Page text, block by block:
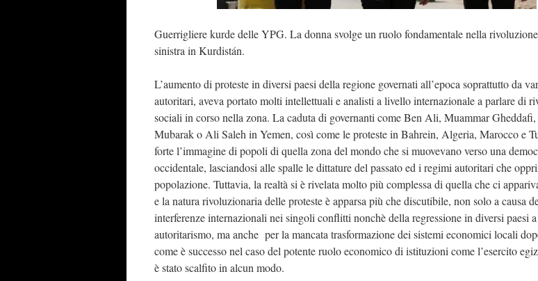
Guerrigliere kurde delle YPG. La donna svolge un ruolo fondamentale nella
sinistra in Kurdistán.
L’aumento di proteste in diversi paesi della regione governati all’epoca soprattutto da
autoritari, aveva portato molti intellettuali e analisti a livello internazionale a parlare di
sociali in corso nella zona. La caduta di governanti come Ben Ali, Muammar
Mubarak o Ali Saleh in Yemen, così come le proteste in Bahrein, Algeria, Marocco e
forte l’immagine di popoli di quella zona del mondo che si muovevano verso una
occidentale, lasciandosi alle spalle le dittature del passato ed i regimi autoritari che
popolazione. Tuttavia, la realtà si è rivelata molto più complessa di quella che ci
e la natura rivoluzionaria delle proteste è apparsa più che discutibile, non solo a causa
interferenze internazionali nei singoli conflitti nonchè della regressione in diversi paesi
autoritarismo, ma anche per la mancata trasformazione dei sistemi economici locali
come è successo nel caso del potente ruolo economico di istituzioni come l’esercito
è stato scalfito in alcun modo.